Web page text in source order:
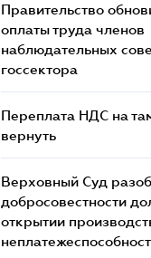
Правительство
оплаты труда членов
наблюдательных
госсектора
Переплата НДС на
вернуть
Верховный Суд
добросовестности
открытии